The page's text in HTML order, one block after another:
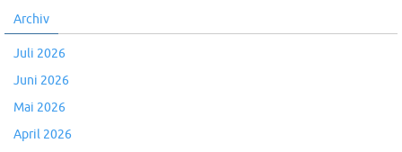
Archiv
Juli 2026
Juni 2026
Mai 2026
April 2026